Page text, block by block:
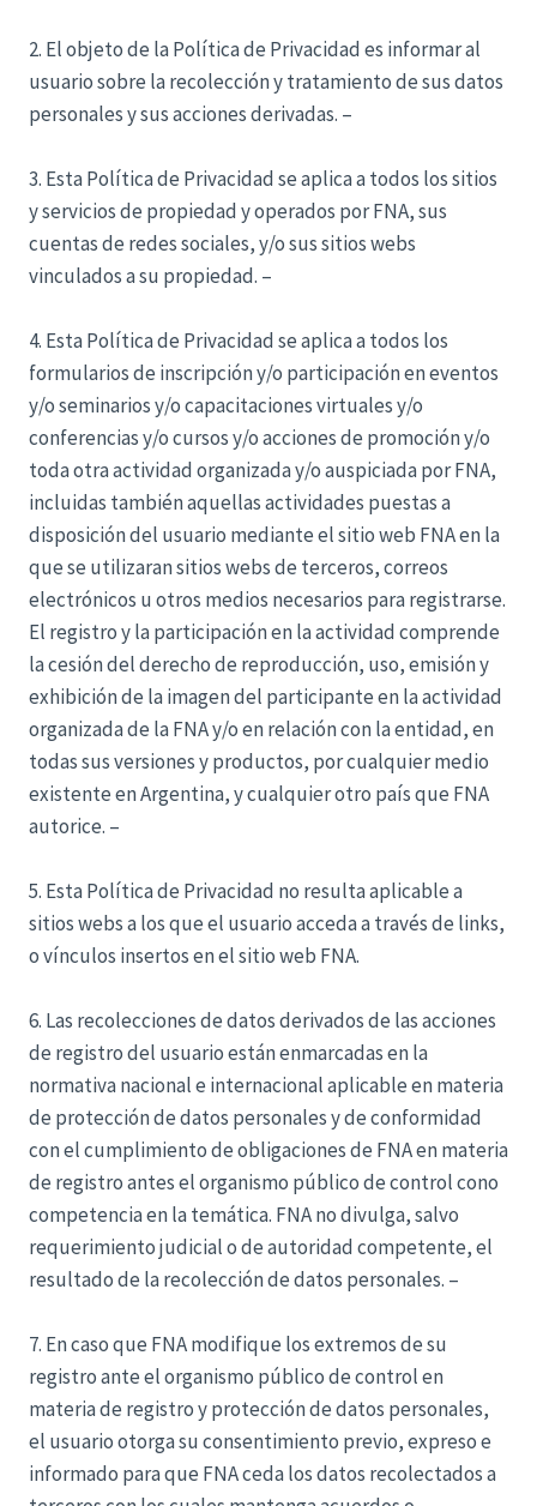
2. El objeto de la Política de Privacidad es informar al
usuario sobre la recolección y tratamiento de sus datos
personales y sus acciones derivadas. –
3. Esta Política de Privacidad se aplica a todos los sitios
y servicios de propiedad y operados por FNA, sus
cuentas de redes sociales, y/o sus sitios webs
vinculados a su propiedad. –
4. Esta Política de Privacidad se aplica a todos los
formularios de inscripción y/o participación en eventos
y/o seminarios y/o capacitaciones virtuales y/o
conferencias y/o cursos y/o acciones de promoción y/o
toda otra actividad organizada y/o auspiciada por FNA,
incluidas también aquellas actividades puestas a
disposición del usuario mediante el sitio web FNA en la
que se utilizaran sitios webs de terceros, correos
electrónicos u otros medios necesarios para registrarse.
El registro y la participación en la actividad comprende
la cesión del derecho de reproducción, uso, emisión y
exhibición de la imagen del participante en la actividad
organizada de la FNA y/o en relación con la entidad, en
todas sus versiones y productos, por cualquier medio
existente en Argentina, y cualquier otro país que FNA
autorice. –
5. Esta Política de Privacidad no resulta aplicable a
sitios webs a los que el usuario acceda a través de links,
o vínculos insertos en el sitio web FNA.
6. Las recolecciones de datos derivados de las acciones
de registro del usuario están enmarcadas en la
normativa nacional e internacional aplicable en materia
de protección de datos personales y de conformidad
con el cumplimiento de obligaciones de FNA en materia
de registro antes el organismo público de control cono
competencia en la temática. FNA no divulga, salvo
requerimiento judicial o de autoridad competente, el
resultado de la recolección de datos personales. –
7. En caso que FNA modifique los extremos de su
registro ante el organismo público de control en
materia de registro y protección de datos personales,
el usuario otorga su consentimiento previo, expreso e
informado para que FNA ceda los datos recolectados a